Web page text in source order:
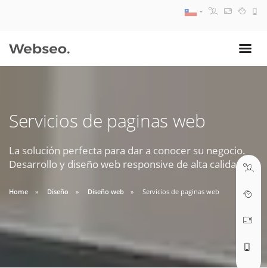
Servicios de paginas web
La solución perfecta para dar a conocer su negocio.
Desarrollo y diseño web responsive de alta calidad.
Home Diseño Diseño web Servicios de paginas web
09:30 AM A 18:30 PM
soporte@webseo.cl